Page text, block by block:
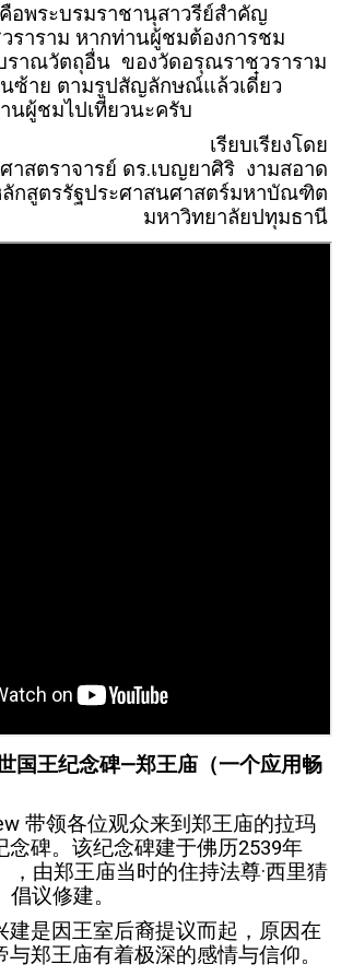
พระบรมราชานุสาวรีย์สำคัญ
ราราม หากท่านผู้ชมต้องการชม
ราณวัตถุอื่น ของวัดอรุณราชวราราม
ซ้าย ตามรูปสัญลักษณ์แล้วเดี๋ยว
นผู้ชมไปเที่ยวนะครับ
เรียบเรียงโดย
าสตราจารย์ ดร.เบญยาศิริ งามสอาด
ลักสูตรรัฐประศาสนศาสตร์มหาบัณฑิต
มหาวิทยาลัยปทุมธานี
国王纪念碑—郑王庙（一个应用畅
带领各位观众来到郑王庙的拉玛
念碑。该纪念碑建于佛历2539年
，由郑王庙当时的住持法尊·西里猜
议修建。
建是因王室后裔提议而起，原因在
郑王庙有着极深的感情与信仰。